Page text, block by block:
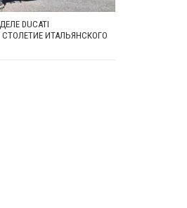
DUCATI
ИТАЛЬЯНСКОГО